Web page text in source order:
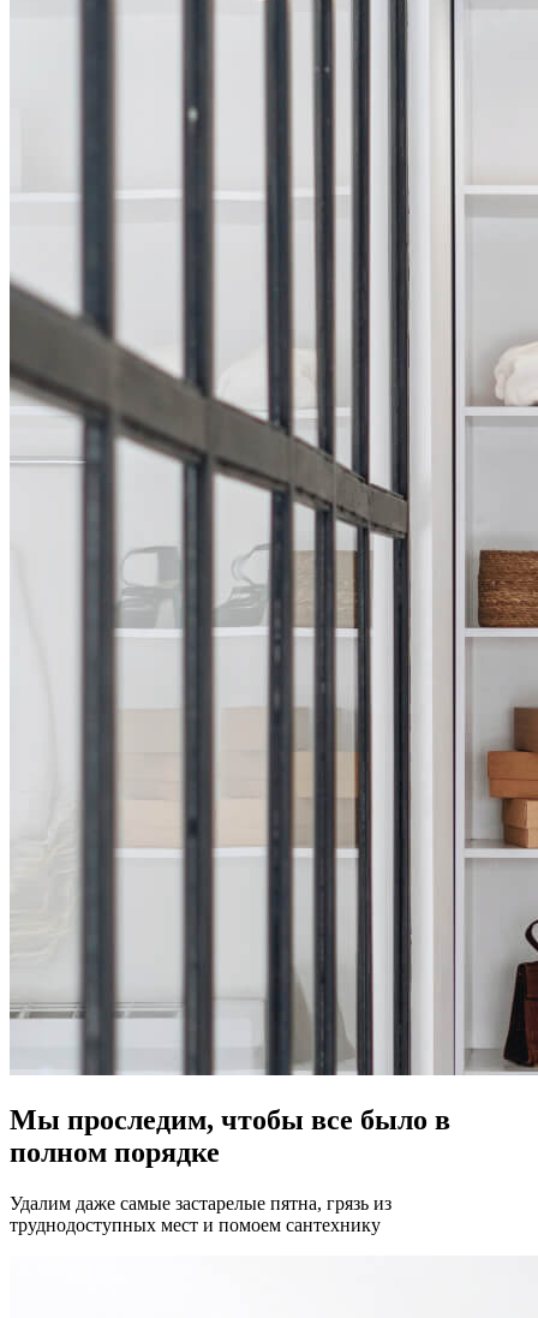
Мы проследим, чтобы все было в
полном порядке
Удалим даже самые застарелые пятна, грязь из
труднодоступных мест и помоем сантехнику